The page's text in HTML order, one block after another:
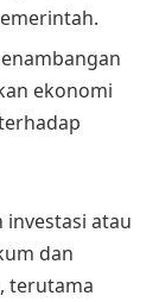
ekonomi
atau
dan
terutama